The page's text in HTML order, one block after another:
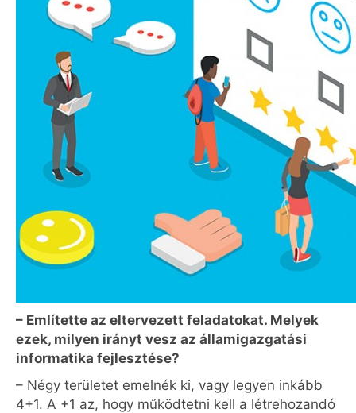
– Említette az eltervezett feladatokat. Melyek
ezek, milyen irányt vesz az államigazgatási
informatika fejlesztése?
– Négy területet emelnék ki, vagy legyen inkább
4+1. A +1 az, hogy működtetni kell a létrehozandó